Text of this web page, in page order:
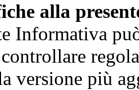
alla
Informativa
versione più